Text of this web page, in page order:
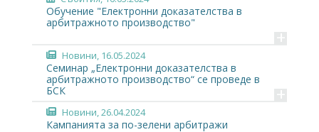
Обучение "Електронни доказателства в
арбитражното производство"
+
Новини, 16.05.2024
Семинар „Електронни доказателства в
арбитражното производство“ се проведе в
БСК
+
Новини, 26.04.2024
Кампанията за по-зелени арбитражи